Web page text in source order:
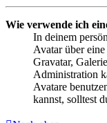
Wie verwende ich
In deinem
Avatar über
Gravatar,
Administration
Avatare
kannst, solltest